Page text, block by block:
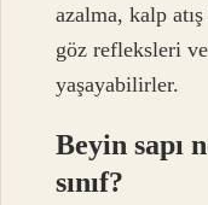
azalma, kalp
göz refleksleri
yaşayabilirler.
Beyin sapı
sınıf?